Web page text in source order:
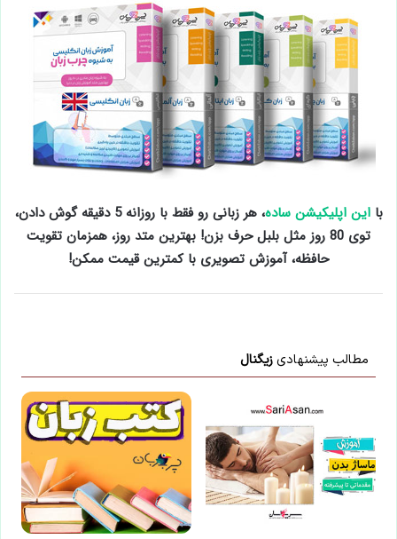
بااین اپلیکیشن ساده
، هر زبانی رو فقط با روزانه 5 دقیقه گوش دادن،
توی 80 روز مثل بلبل حرف بزن! بهترین متد روز، همزمان تقویت
حافظه، آموزش تصویری با کمترین قیمت ممکن!